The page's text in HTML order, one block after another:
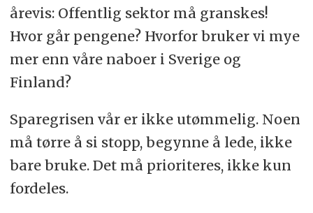
årevis: Offentlig sektor må granskes!
Hvor går pengene? Hvorfor bruker vi mye
mer enn våre naboer i Sverige og
Finland?
Sparegrisen vår er ikke utømmelig. Noen
må tørre å si stopp, begynne å lede, ikke
bare bruke. Det må prioriteres, ikke kun
fordeles.